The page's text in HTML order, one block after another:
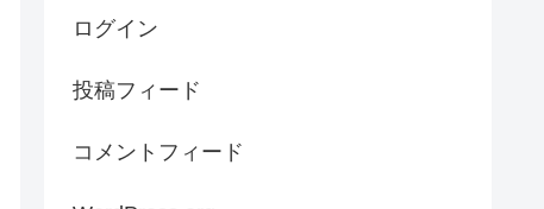
ログイン
投稿フィード
コメントフィード